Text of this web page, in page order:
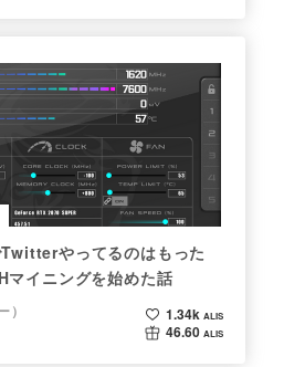
やってるのはもった
マイニングを始めた話
1.34k ALIS
46.60 ALIS